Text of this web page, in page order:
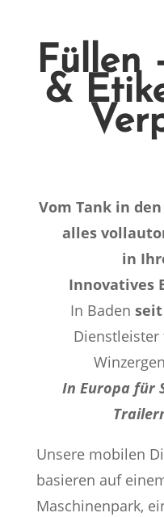
Füllen
&
Vom Tank in
alles
in
Innovatives
In Baden seit
In Europa für
Unsere mobilen
basieren auf
Maschinenpark,